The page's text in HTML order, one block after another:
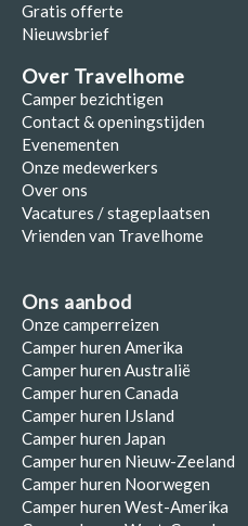
Gratis offerte
Nieuwsbrief
Over Travelhome
Camper bezichtigen
Contact & openingstijden
Evenementen
Onze medewerkers
Over ons
Vacatures / stageplaatsen
Vrienden van Travelhome
Ons aanbod
Onze camperreizen
Camper huren Amerika
Camper huren Australië
Camper huren Canada
Camper huren IJsland
Camper huren Japan
Camper huren Nieuw-Zeeland
Camper huren Noorwegen
Camper huren West-Amerika